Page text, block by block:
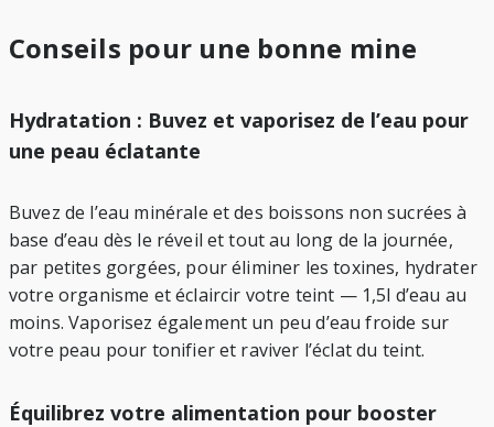
Conseils pour une bonne mine
Hydratation : Buvez et vaporisez de l’eau pour
une peau éclatante
Buvez de l’eau minérale et des boissons non sucrées à
base d’eau dès le réveil et tout au long de la journée,
par petites gorgées, pour éliminer les toxines, hydrater
votre organisme et éclaircir votre teint — 1,5l d’eau au
moins. Vaporisez également un peu d’eau froide sur
votre peau pour tonifier et raviver l’éclat du teint.
Équilibrez votre alimentation pour booster